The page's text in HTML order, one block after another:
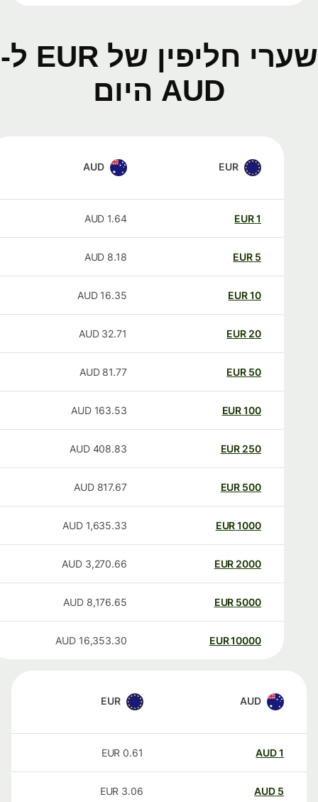
שערי חליפין של EUR ל-
AUD היום
EUR
AUD
EUR
1.64
AUD
EUR
8.18
AUD
EUR
16.35
AUD
20
EUR
32.71
AUD
50
EUR
81.77
AUD
100
EUR
163.53
AUD
250
EUR
408.83
AUD
500
EUR
817.67
AUD
1000
EUR
1,635.33
AUD
2000
EUR
3,270.66
AUD
5000
EUR
8,176.65
AUD
10000
EUR
16,353.30
AUD
AUD
EUR
AUD
0.61
EUR
AUD
3.06
EUR